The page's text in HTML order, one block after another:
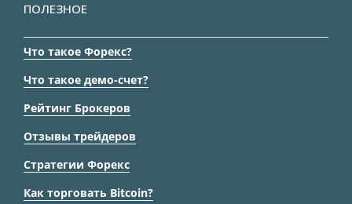
ПОЛЕЗНОЕ
Что такое Форекс?
Что такое демо-счет?
Рейтинг Брокеров
Отзывы трейдеров
Стратегии Форекс
Как торговать Bitcoin?